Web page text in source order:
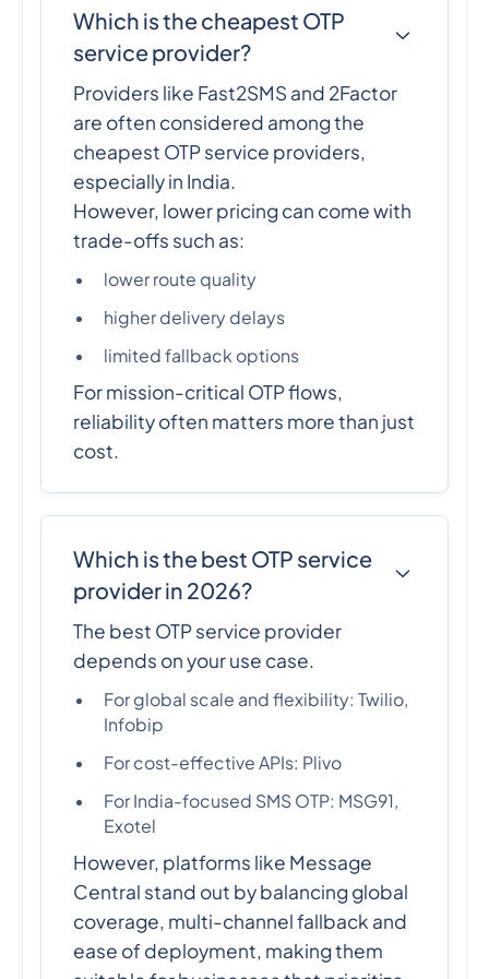
Which is the cheapest OTP
service provider?
Providers like Fast2SMS and 2Factor
are often considered among the
cheapest OTP service providers,
especially in India.
However, lower pricing can come with
trade-offs such as:
lower route quality
higher delivery delays
limited fallback options
For mission-critical OTP flows,
reliability often matters more than just
cost.
Which is the best OTP service
provider in 2026?
The best OTP service provider
depends on your use case.
For global scale and flexibility: Twilio,
Infobip
For cost-effective APIs: Plivo
For India-focused SMS OTP: MSG91,
Exotel
However, platforms like Message
Central stand out by balancing global
coverage, multi-channel fallback and
ease of deployment, making them